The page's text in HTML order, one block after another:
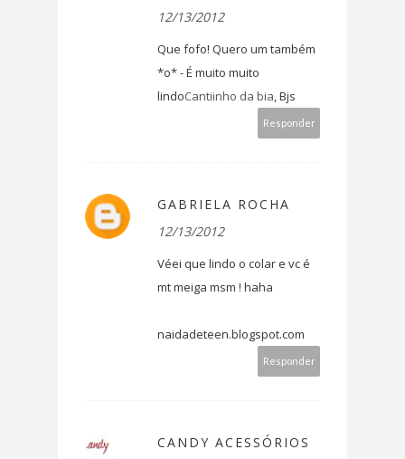
12/13/2012
Que fofo! Quero um também
*o* - É muito muito
lindoCantiinho da bia, Bjs
Responder
GABRIELA ROCHA
12/13/2012
Véei que lindo o colar e vc é
mt meiga msm ! haha
naidadeteen.blogspot.com
Responder
CANDY ACESSÓRIOS